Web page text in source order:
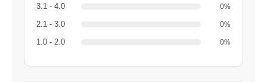
3.1 - 4.0 0%
2.1 - 3.0 0%
1.0 - 2.0 0%